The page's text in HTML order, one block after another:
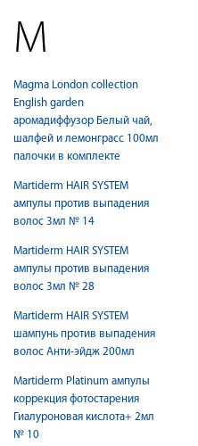
M
Magma London collection
English garden
аромадиффузор Белый чай,
шалфей и лемонграсс 100мл
палочки в комплекте
Martiderm HAIR SYSTEM
ампулы против выпадения
волос 3мл № 14
Martiderm HAIR SYSTEM
ампулы против выпадения
волос 3мл № 28
Martiderm HAIR SYSTEM
шампунь против выпадения
волос Анти-эйдж 200мл
Martiderm Platinum ампулы
коррекция фотостарения
Гиалуроновая кислота+ 2мл
№ 10